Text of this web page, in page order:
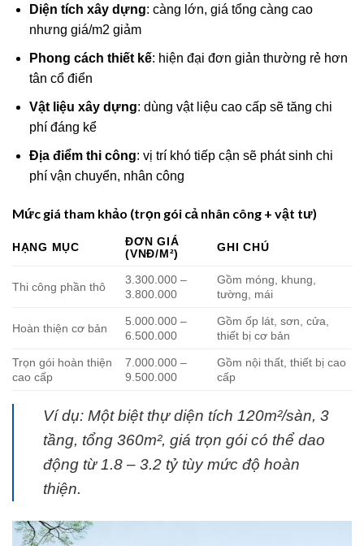
Diện tích xây dựng: càng lớn, giá tổng càng cao
nhưng giá/m2 giảm
Phong cách thiết kế: hiện đại đơn giản thường rẻ hơn
tân cổ điển
Vật liệu xây dựng: dùng vật liệu cao cấp sẽ tăng chi
phí đáng kể
Địa điểm thi công: vị trí khó tiếp cận sẽ phát sinh chi
phí vận chuyển, nhân công
Mức giá tham khảo (trọn gói cả nhân công + vật tư)
HẠNG MỤC
ĐƠN GIÁ
(VNĐ/M²)
GHI CHÚ
Thi công phần thô
3.300.000 –
3.800.000
Gồm móng, khung,
tường, mái
Hoàn thiện cơ bản
5.000.000 –
6.500.000
Gồm ốp lát, sơn, cửa,
thiết bị cơ bản
Trọn gói hoàn thiện
cao cấp
7.000.000 –
9.500.000
Gồm nội thất, thiết bị cao
cấp
Ví dụ: Một biệt thự diện tích 120m²/sàn, 3
tầng, tổng 360m², giá trọn gói có thể dao
động từ 1.8 – 3.2 tỷ tùy mức độ hoàn
thiện.